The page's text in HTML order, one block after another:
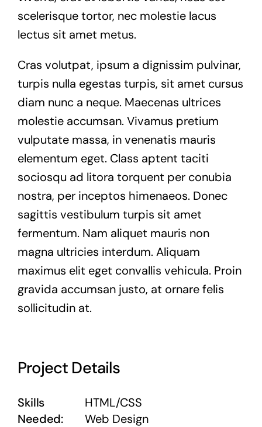
scelerisque tortor, nec molestie lacus
lectus sit amet metus.
Cras volutpat, ipsum a dignissim pulvinar,
turpis nulla egestas turpis, sit amet cursus
diam nunc a neque. Maecenas ultrices
molestie accumsan. Vivamus pretium
vulputate massa, in venenatis mauris
elementum eget. Class aptent taciti
sociosqu ad litora torquent per conubia
nostra, per inceptos himenaeos. Donec
sagittis vestibulum turpis sit amet
fermentum. Nam aliquet mauris non
magna ultricies interdum. Aliquam
maximus elit eget convallis vehicula. Proin
gravida accumsan justo, at ornare felis
sollicitudin at.
Project Details
Skills
Needed:
HTML/CSS
Web Design